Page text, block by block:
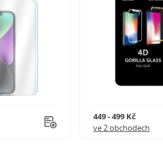
449 - 499 Kč
ve 2 obchodech